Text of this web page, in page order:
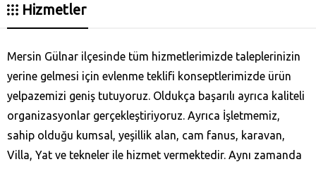
Hizmetler
Mersin Gülnar ilçesinde tüm hizmetlerimizde taleplerinizin
yerine gelmesi için evlenme teklifi konseptlerimizde ürün
yelpazemizi geniş tutuyoruz. Oldukça başarılı ayrıca kaliteli
organizasyonlar gerçekleştiriyoruz. Ayrıca İşletmemiz,
sahip olduğu kumsal, yeşillik alan, cam fanus, karavan,
Villa, Yat ve tekneler ile hizmet vermektedir. Aynı zamanda